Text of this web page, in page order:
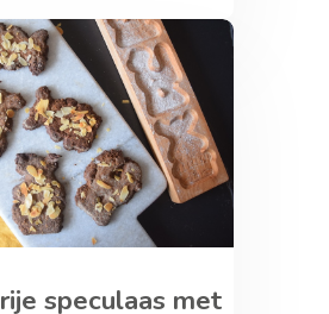
speculaas met